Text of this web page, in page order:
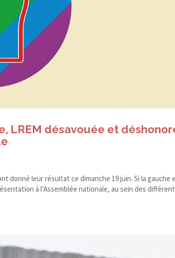
LREM désavouée et
donné leur résultat ce dimanche 19 juin. Si la gauche
à l’Assemblée nationale, au sein des